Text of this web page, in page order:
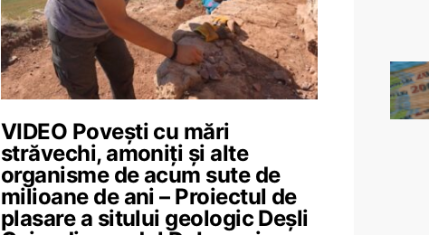
VIDEO Povești cu mări
străvechi, amoniți și alte
organisme de acum sute de
milioane de ani – Proiectul de
plasare a sitului geologic Deșli